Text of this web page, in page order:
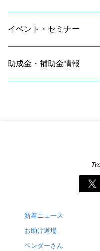
イベント・セミナー
助成金・補助金情報
新着ニュース
お助け道場
ベンダーさん